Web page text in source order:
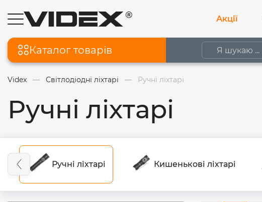
Акції
Каталог товарів
Videx Світлодіодні ліхтарі Ручні ліхтарі
Ручні ліхтарі
Ручні ліхтарі Кишенькові ліхтарі